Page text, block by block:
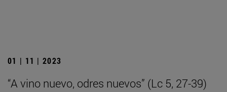
01 | 11 | 2023
“A vino nuevo, odres nuevos” (Lc 5, 27-39)